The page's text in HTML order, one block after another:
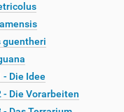
guentheri
- Die Idee
- Die Vorarbeiten